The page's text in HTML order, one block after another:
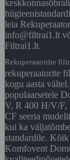
leia
info@filtrai1.lt
Filtrai1.lt.
Rekuperaatorite
rekuperaatorite
kogu aasta
populaarsetele
V, R 400 H/V/F,
CF seeria
kui ka
standardile.
Komfovent